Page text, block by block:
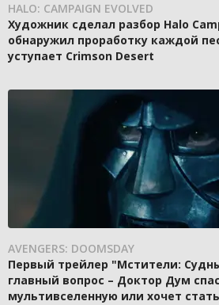
HALO: CAMPAIGN EVOLVED
Художник сделал разбор Halo
обнаружил проработку каждой
уступает Crimson Desert
AVENGERS: DOOMSDAY
Первый трейлер "Мстители:
главный вопрос – Доктор Дум
мультивселенную или хочет